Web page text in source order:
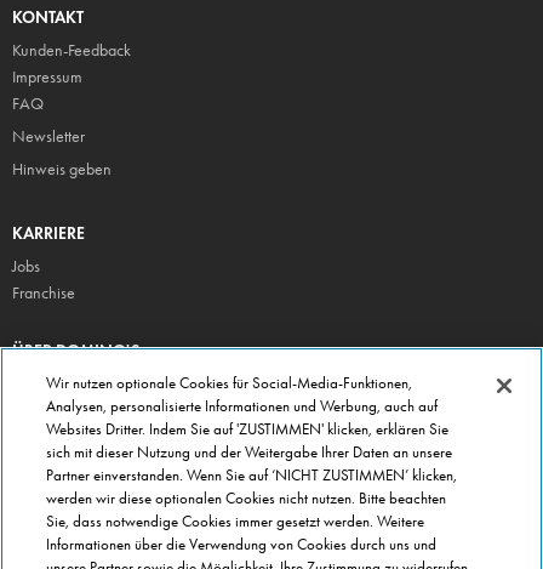
KONTAKT
Kunden-Feedback
Impressum
FAQ
Newsletter
Hinweis geben
KARRIERE
Jobs
Franchise
ÜBER DOMINO'S
Storesuche
Presse
Domino's App
Unternehmen
Geschenkgutscheine
Cookie Einstellungen
Wir nutzen optionale Cookies für Social-Media-Funktionen,
Analysen, personalisierte Informationen und Werbung, auch auf
Websites Dritter. Indem Sie auf 'ZUSTIMMEN' klicken, erklären Sie
sich mit dieser Nutzung und der Weitergabe Ihrer Daten an unsere
Partner einverstanden. Wenn Sie auf ‘NICHT ZUSTIMMEN’ klicken,
werden wir diese optionalen Cookies nicht nutzen. Bitte beachten
Sie, dass notwendige Cookies immer gesetzt werden. Weitere
Informationen über die Verwendung von Cookies durch uns und